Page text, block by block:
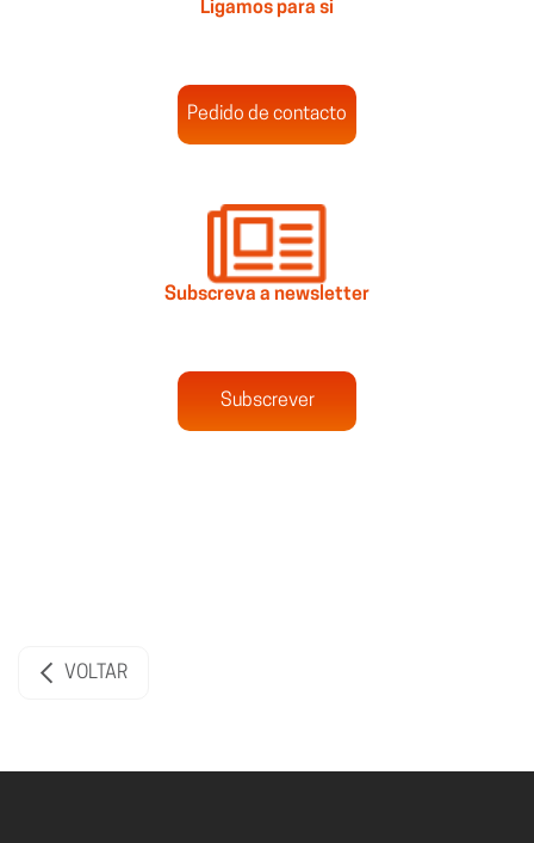
Ligamos para si
Pedido de contacto
Subscreva a newsletter
Subscrever
VOLTAR